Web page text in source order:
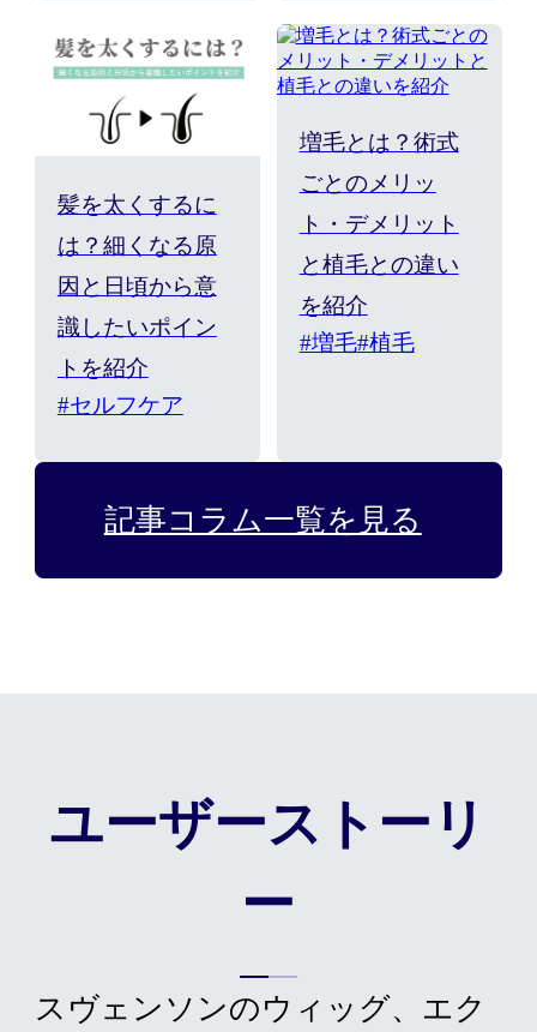
髪を太くするに
は？細くなる原
因と日頃から意
識したいポイン
トを紹介
#セルフケア
増毛とは？術式
ごとのメリッ
ト・デメリット
と植毛との違い
を紹介
#増毛#植毛
記事コラム一覧を見る
ユーザーストーリ
ー
スヴェンソンのウィッグ、エク